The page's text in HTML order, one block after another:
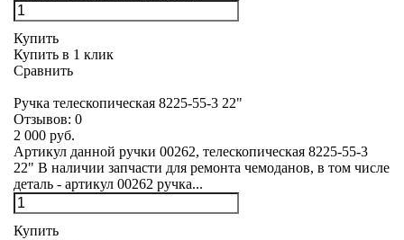
Купить
Купить в 1 клик
Сравнить
Ручка телескопическая 8225-55-3 22"
Отзывов: 0
2 000 руб.
Артикул данной ручки 00262, телескопическая 8225-55-3
22" В наличии запчасти для ремонта чемоданов, в том числе
деталь - артикул 00262 ручка...
Купить